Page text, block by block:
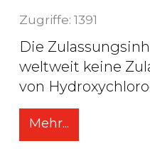
Zugriffe: 1391
Die
weltweit keine
von
Mehr...